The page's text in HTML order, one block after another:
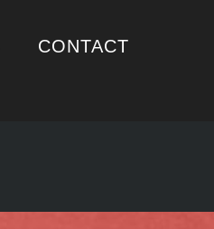
CONTACT